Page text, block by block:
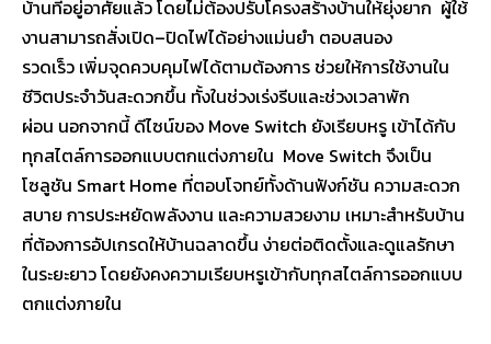
บ้านที่อยู่อาศัยแล้ว โดยไม่ต้องปรับโครงสร้างบ้านให้ยุ่งยาก ผู้ใช้
งานสามารถสั่งเปิด–ปิดไฟได้อย่างแม่นยำ ตอบสนอง
รวดเร็ว เพิ่มจุดควบคุมไฟได้ตามต้องการ ช่วยให้การใช้งานใน
ชีวิตประจำวันสะดวกขึ้น ทั้งในช่วงเร่งรีบและช่วงเวลาพัก
ผ่อน นอกจากนี้ ดีไซน์ของ Move Switch ยังเรียบหรู เข้าได้กับ
ทุกสไตล์การออกแบบตกแต่งภายใน Move Switch จึงเป็น
โซลูชัน Smart Home ที่ตอบโจทย์ทั้งด้านฟังก์ชัน ความสะดวก
สบาย การประหยัดพลังงาน และความสวยงาม เหมาะสำหรับบ้าน
ที่ต้องการอัปเกรดให้บ้านฉลาดขึ้น ง่ายต่อติดตั้งและดูแลรักษา
ในระยะยาว โดยยังคงความเรียบหรูเข้ากับทุกสไตล์การออกแบบ
ตกแต่งภายใน